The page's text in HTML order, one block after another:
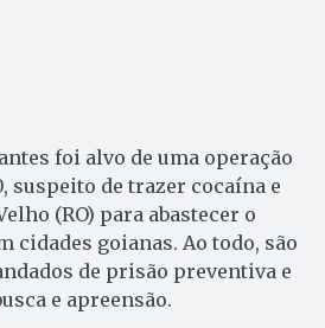
foi alvo de uma operação
suspeito de trazer cocaína e
(RO) para abastecer o
cidades goianas. Ao todo, são
de prisão preventiva e
e apreensão.